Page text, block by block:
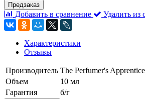
Предзаказ
Добавить в сравнение Удалить из
Характеристики
Отзывы
Производитель The Perfumer's Apprentice
Объем
10 мл
Гарантия
б/г